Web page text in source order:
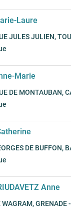
Laure
JULES JULIEN,
Marie
DE MONTAUBAN,
DE BUFFON,
Anne
WAGRAM, GRENADE